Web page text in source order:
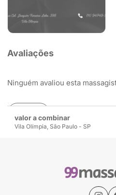
valor a combinar
Vila Olímpia, São Paulo - SP
Avaliações
Ninguém avaliou esta
Avaliar